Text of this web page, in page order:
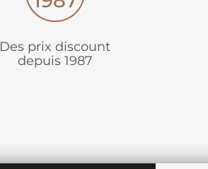
Des prix discount
depuis 1987